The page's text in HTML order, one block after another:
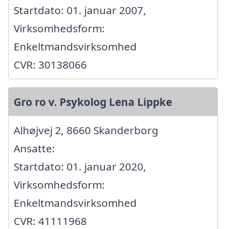
Startdato: 01. januar 2007,
Virksomhedsform:
Enkeltmandsvirksomhed
CVR: 30138066
Gro ro v. Psykolog Lena Lippke
Alhøjvej 2, 8660 Skanderborg
Ansatte:
Startdato: 01. januar 2020,
Virksomhedsform:
Enkeltmandsvirksomhed
CVR: 41111968